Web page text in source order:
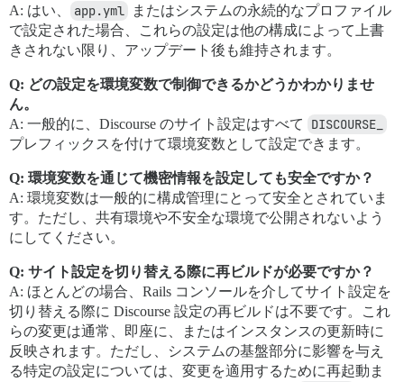
A: はい、
app.yml
またはシステムの永続的なプロファイル
で設定された場合、これらの設定は他の構成によって上書
きされない限り、アップデート後も維持されます。
Q: どの設定を環境変数で制御できるかどうかわかりませ
ん。
A: 一般的に、Discourse のサイト設定はすべて
DISCOURSE_
プレフィックスを付けて環境変数として設定できます。
Q: 環境変数を通じて機密情報を設定しても安全ですか？
A: 環境変数は一般的に構成管理にとって安全とされていま
す。ただし、共有環境や不安全な環境で公開されないよう
にしてください。
Q: サイト設定を切り替える際に再ビルドが必要ですか？
A: ほとんどの場合、Rails コンソールを介してサイト設定を
切り替える際に Discourse 設定の再ビルドは不要です。これ
らの変更は通常、即座に、またはインスタンスの更新時に
反映されます。ただし、システムの基盤部分に影響を与え
る特定の設定については、変更を適用するために再起動ま